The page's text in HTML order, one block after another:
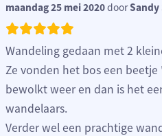
maandag 25 mei 2020doorSandy
Wandeling gedaan met 2
Ze vonden het bos een
bewolkt weer en dan is het
wandelaars.
Verder wel een prachtige